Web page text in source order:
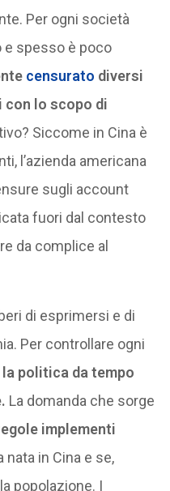
Per ogni società
e spesso è poco
censurato diversi
con lo scopo di
Siccome in Cina è
l’azienda americana
sugli account
fuori dal contesto
da complice al
di esprimersi e di
Per controllare ogni
la politica da tempo
La domanda che sorge
implementi
nata in Cina e se,
popolazione. I